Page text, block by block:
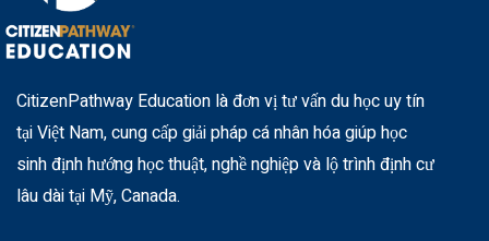
CitizenPathway Education là đơn vị tư vấn du học uy tín
tại Việt Nam, cung cấp giải pháp cá nhân hóa giúp học
sinh định hướng học thuật, nghề nghiệp và lộ trình định cư
lâu dài tại Mỹ, Canada.